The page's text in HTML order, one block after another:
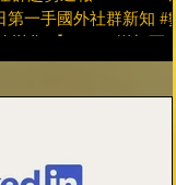
一手國外社群新知 #數
變化 【TikTok 增加更多
推出了一系列有用